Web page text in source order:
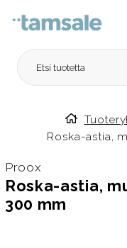
Roska-astia,
Proox
Roska-astia,
300 mm